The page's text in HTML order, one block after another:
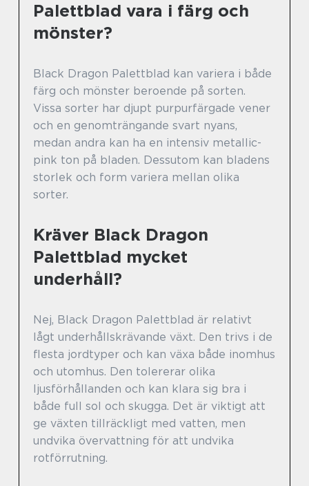
Palettblad vara i färg och
mönster?
Black Dragon Palettblad kan variera i både
färg och mönster beroende på sorten.
Vissa sorter har djupt purpurfärgade vener
och en genomträngande svart nyans,
medan andra kan ha en intensiv metallic-
pink ton på bladen. Dessutom kan bladens
storlek och form variera mellan olika
sorter.
Kräver Black Dragon
Palettblad mycket
underhåll?
Nej, Black Dragon Palettblad är relativt
lågt underhållskrävande växt. Den trivs i de
flesta jordtyper och kan växa både inomhus
och utomhus. Den tolererar olika
ljusförhållanden och kan klara sig bra i
både full sol och skugga. Det är viktigt att
ge växten tillräckligt med vatten, men
undvika övervattning för att undvika
rotförrutning.